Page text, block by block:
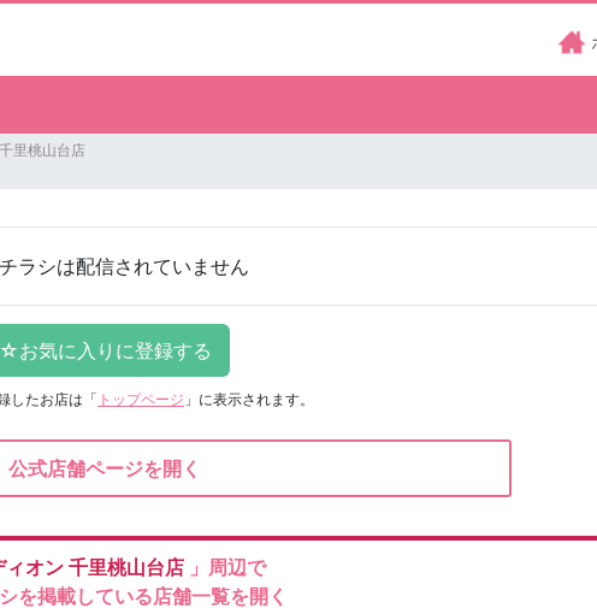
里桃山台店
ラシは配信されていません
したお店は 「 トップページ 」に表示されます。
公式店舗ページを開く
ィオン千里桃山台店 」周辺で
を掲載している店舗一覧を開く